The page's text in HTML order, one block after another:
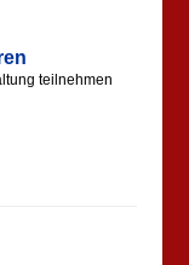
teilnehmen